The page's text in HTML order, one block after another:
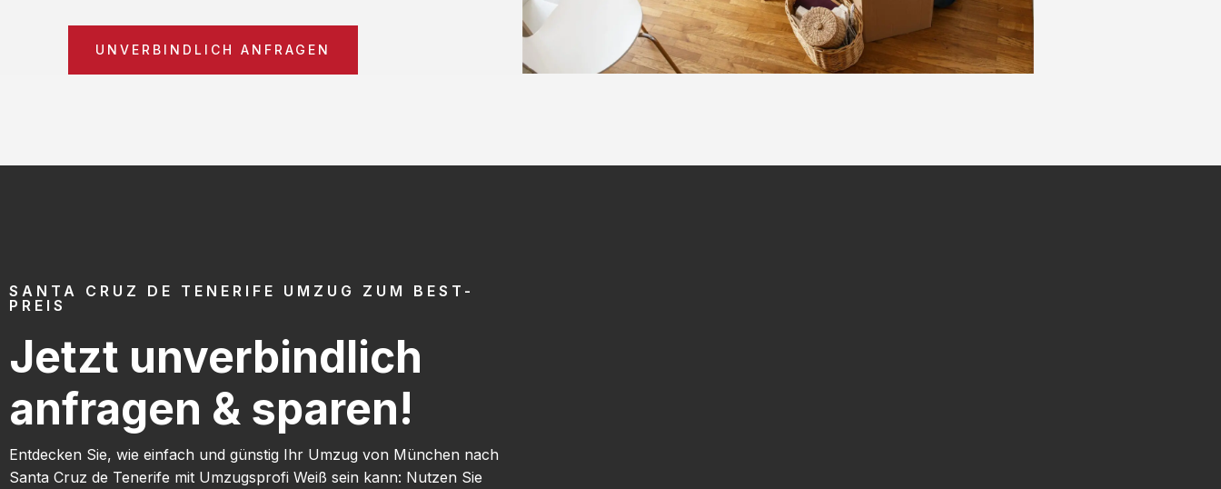
UNVERBINDLICH ANFRAGEN
SANTA CRUZ DE TENERIFE UMZUG ZUM BEST-
PREIS
Jetzt unverbindlich
anfragen & sparen!
Entdecken Sie, wie einfach und günstig Ihr Umzug von München nach
Santa Cruz de Tenerife mit Umzugsprofi Weiß sein kann: Nutzen Sie